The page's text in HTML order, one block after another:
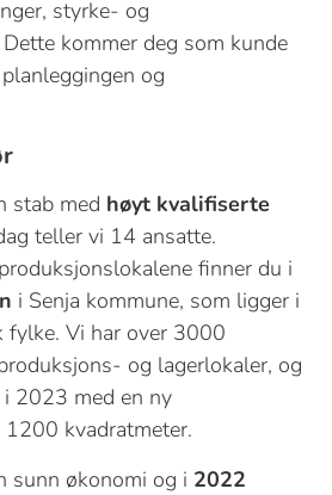
styrke- og
kommer deg som kunde
og
stab med høyt kvalifiserte
teller vi 14 ansatte.
finner du i
i Senja kommune, som ligger i
fylke. Vi har over 3000
og lagerlokaler, og
2023 med en ny
kvadratmeter.
sunn økonomi og i 2022